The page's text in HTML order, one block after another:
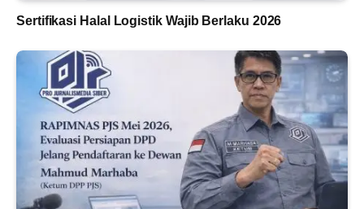
Sertifikasi Halal Logistik Wajib Berlaku 2026